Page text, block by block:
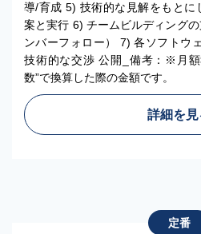
導/育成 5) 技術的な見解をもとに
案と実行 6) チームビルディング
ンバーフォロー） 7) 各ソフトウ
技術的な交渉 公開_備考：※月額
数”で換算した際の金額です。
詳細を見
定番